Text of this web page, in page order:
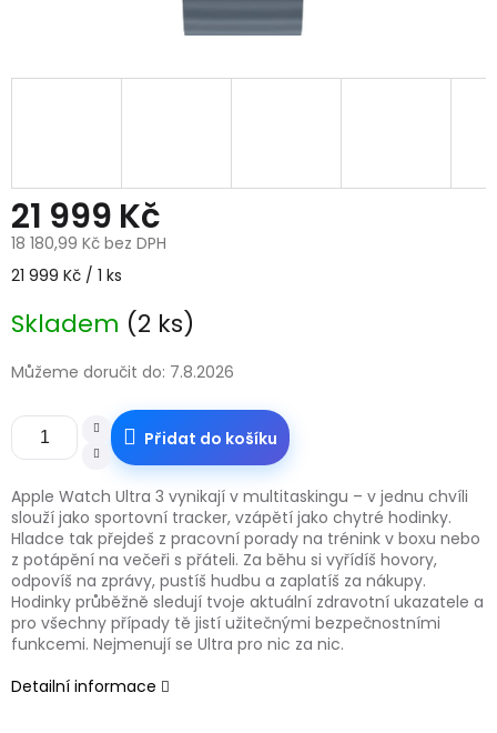
21 999 Kč
18 180,99 Kč bez DPH
Měrná
21 999 Kč / 1 ks
Skladem (2 ks)
Můžeme doručit do: 7.8.2026
Přidat do košíku
Apple Watch Ultra 3 vynikají v multitaskingu – v jednu chvíli
slouží jako sportovní tracker, vzápětí jako chytré hodinky.
Hladce tak přejdeš z pracovní porady na trénink v boxu nebo
z potápění na večeři s přáteli. Za běhu si vyřídíš hovory,
odpovíš na zprávy, pustíš hudbu a zaplatíš za nákupy.
Hodinky průběžně sledují tvoje aktuální zdravotní ukazatele a
pro všechny případy tě jistí užitečnými bezpečnostními
funkcemi. Nejmenují se Ultra pro nic za nic.
Detailní informace